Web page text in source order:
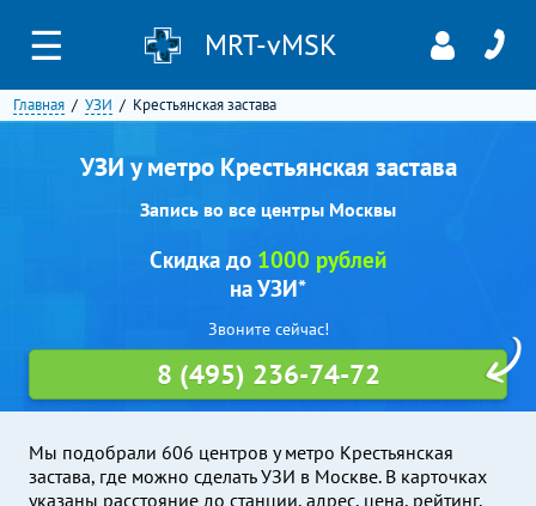
☰ MRT-vMSK
Главная УЗИ Крестьянская застава
УЗИ у метро Крестьянская застава
Запись во все центры Москвы
Мы подобрали 606 центров у метро Крестьянская
застава, где можно сделать УЗИ в Москве. В карточках
указаны расстояние до станции, адрес, цена, рейтинг,
Скидка до 1000 рублей
на УЗИ*
Звоните сейчас!
8 (495) 236-74-72